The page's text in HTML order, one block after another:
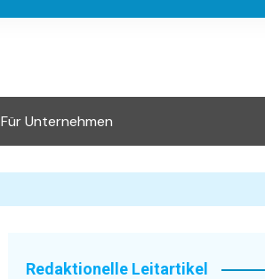
Für Unternehmen
Redaktionelle Leitartikel